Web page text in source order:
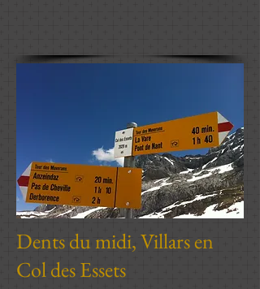
Dents du midi, Villars en
Col des Essets